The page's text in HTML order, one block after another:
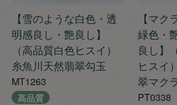
【雪のような白色・透
明感良し・艶良し】
（高品質白色ヒスイ）
糸魚川天然翡翠勾玉
MT1263
高品質
【マク
緑色・
良し】
ヒスイ
翠マク
PT0338